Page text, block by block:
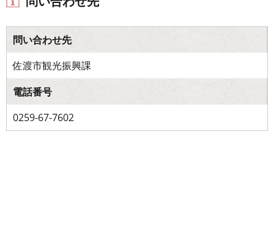
問い合わせ先
佐渡市観光振興課
電話番号
0259-67-7602